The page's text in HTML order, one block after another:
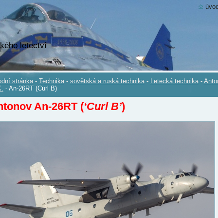
letectví
stránka - Technika - sovětská a ruská technika - Letecká technika -
- An-26RT (Curl B)
An-26RT (‘Curl B’)